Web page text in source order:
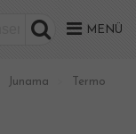
MENÜ
Junama Termo